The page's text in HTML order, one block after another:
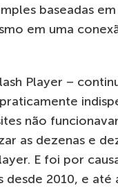
baseadas
em uma
Player –
não
as dezenas e
E foi por
2010, e até